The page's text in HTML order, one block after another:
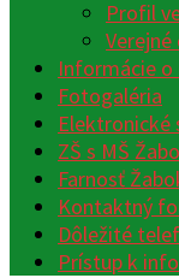
Profil
Informácie
Fotogaléria
Elektronické
ZŠ s MŠ
Farnosť
Kontaktný
Dôležité
Prístup k